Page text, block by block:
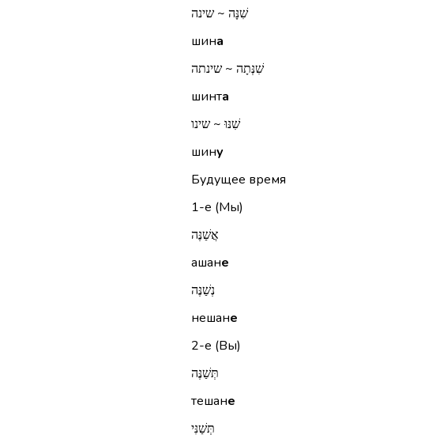
שִׁנָּה ~ שינה
шина
שִׁנְּתָה ~ שינתה
шинта
שִׁנּוּ ~ שינו
шину
Будущее время
1-е (Мы)
אֲשַׁנֶּה
ашане
נְשַׁנֶּה
нешане
2-е (Вы)
תְּשַׁנֶּה
тешане
תְּשַׁנִּי